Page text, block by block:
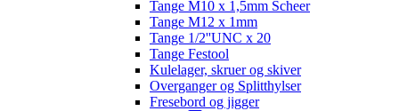
Tange M10 x 1,5mm Scheer
Tange M12 x 1mm
Tange 1/2''UNC x 20
Tange Festool
Kulelager, skruer og skiver
Overganger og Splitthylser
Fresebord og jigger